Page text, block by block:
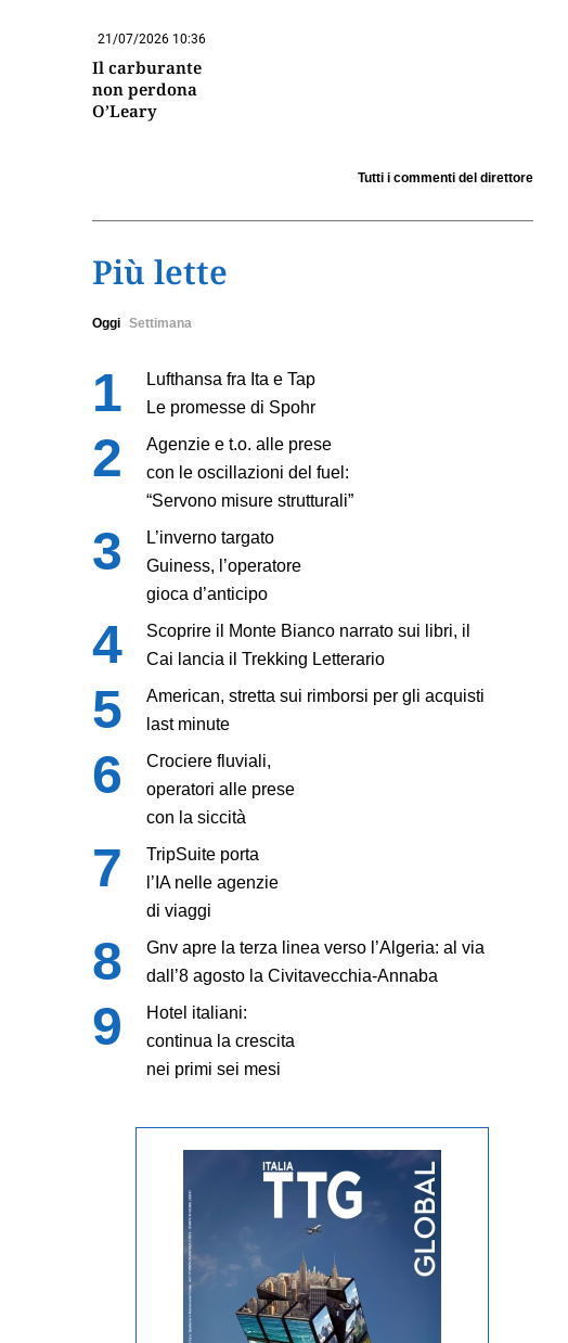
21/07/2026 10:36
Il carburante
non perdona
O’Leary
Tutti i commenti del direttore
Più lette
Oggi Settimana
Lufthansa fra Ita e Tap
Le promesse di Spohr
Agenzie e t.o. alle prese
con le oscillazioni del fuel:
“Servono misure strutturali”
L’inverno targato
Guiness, l’operatore
gioca d’anticipo
Scoprire il Monte Bianco narrato sui libri, il
Cai lancia il Trekking Letterario
American, stretta sui rimborsi per gli acquisti
last minute
Crociere fluviali,
operatori alle prese
con la siccità
TripSuite porta
l’IA nelle agenzie
di viaggi
Gnv apre la terza linea verso l’Algeria: al via
dall’8 agosto la Civitavecchia-Annaba
Hotel italiani:
continua la crescita
nei primi sei mesi